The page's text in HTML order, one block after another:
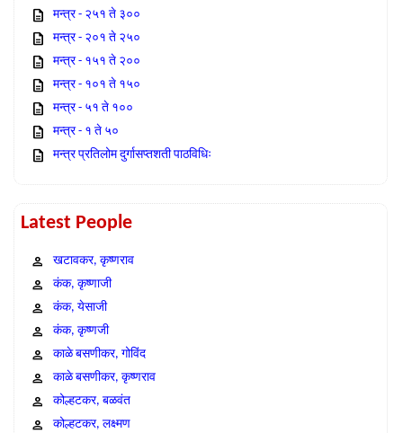
मन्त्र - २५१ ते ३००
मन्त्र - २०१ ते २५०
मन्त्र - १५१ ते २००
मन्त्र - १०१ ते १५०
मन्त्र - ५१ ते १००
मन्त्र - १ ते ५०
मन्त्र प्रतिलोम दुर्गासप्तशती पाठविधिः
Latest People
खटावकर, कृष्णराव
कंक, कृष्णाजी
कंक, येसाजी
कंक, कृष्णजी
काळे बसणीकर, गोविंद
काळे बसणीकर, कृष्णराव
कोल्हटकर, बळवंत
कोल्हटकर, लक्ष्मण